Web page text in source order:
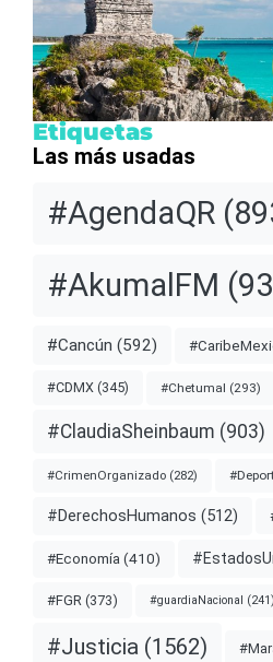
Etiquetas
Las más usadas
#AgendaQR
#AkumalFM
#Cancún (592)
#CDMX (345) #Chetumal (293)
#ClaudiaSheinbaum (903)
#CrimenOrganizado (282)
#DerechosHumanos (512)
#Economía (410)
#FGR (373) #guardiaNacional (241)
#Justicia (1562)